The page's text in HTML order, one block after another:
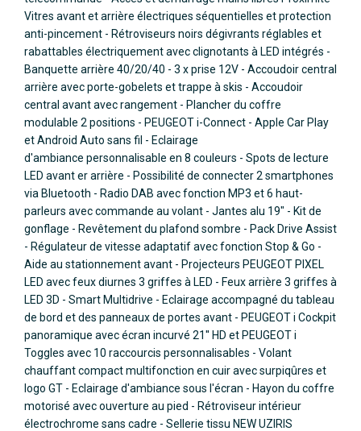
Vitres avant et arrière électriques séquentielles et protection
anti-pincement - Rétroviseurs noirs dégivrants réglables et
rabattables électriquement avec clignotants à LED intégrés -
Banquette arrière 40/20/40 - 3 x prise 12V - Accoudoir central
arrière avec porte-gobelets et trappe à skis - Accoudoir
central avant avec rangement - Plancher du coffre
modulable 2 positions - PEUGEOT i-Connect - Apple Car Play
et Android Auto sans fil - Eclairage
d'ambiance personnalisable en 8 couleurs - Spots de lecture
LED avant er arrière - Possibilité de connecter 2 smartphones
via Bluetooth - Radio DAB avec fonction MP3 et 6 haut-
parleurs avec commande au volant - Jantes alu 19" - Kit de
gonflage - Revêtement du plafond sombre - Pack Drive Assist
- Régulateur de vitesse adaptatif avec fonction Stop & Go -
Aide au stationnement avant - Projecteurs PEUGEOT PIXEL
LED avec feux diurnes 3 griffes à LED - Feux arrière 3 griffes à
LED 3D - Smart Multidrive - Eclairage accompagné du tableau
de bord et des panneaux de portes avant - PEUGEOT i Cockpit
panoramique avec écran incurvé 21'' HD et PEUGEOT i
Toggles avec 10 raccourcis personnalisables - Volant
chauffant compact multifonction en cuir avec surpiqûres et
logo GT - Eclairage d'ambiance sous l'écran - Hayon du coffre
motorisé avec ouverture au pied - Rétroviseur intérieur
électrochrome sans cadre - Sellerie tissu NEW UZIRIS